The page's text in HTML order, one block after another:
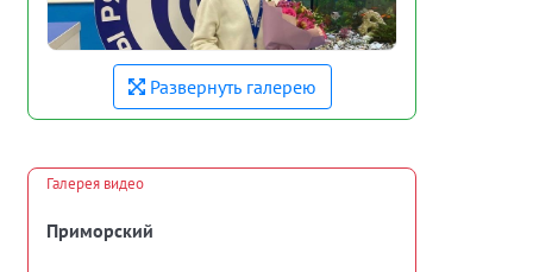
Развернуть галерею
Галерея видео
Приморский